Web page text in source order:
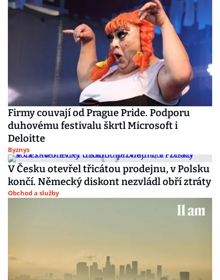
Firmy couvají od Prague Pride. Podporu
duhovému festivalu škrtl Microsoft i
Deloitte
Byznys
V Česku otevřel třicátou prodejnu, v Polsku
končí. Německý diskont nezvládl obří ztráty
Obchod a služby